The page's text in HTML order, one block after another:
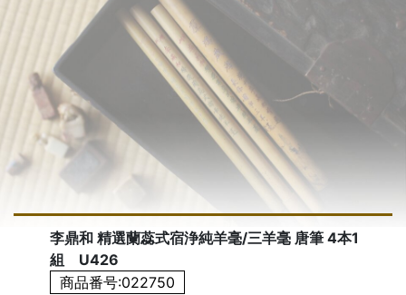
李鼎和 精選蘭蕊式宿浄純羊毫/三羊毫 唐筆 4本1
組 U426
商品番号:022750